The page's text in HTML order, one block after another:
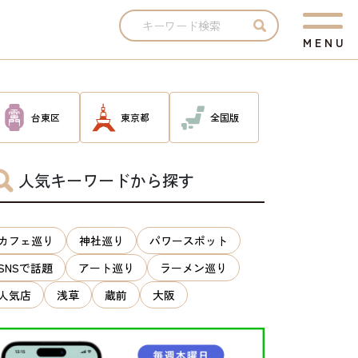
M E N U
台東区 東京都 全国版
人気キーワードから探す
フェ巡り 神社巡り
パワースポット
で話題
アート巡り
ラーメン巡り
気店
浅草 蔵前 大阪